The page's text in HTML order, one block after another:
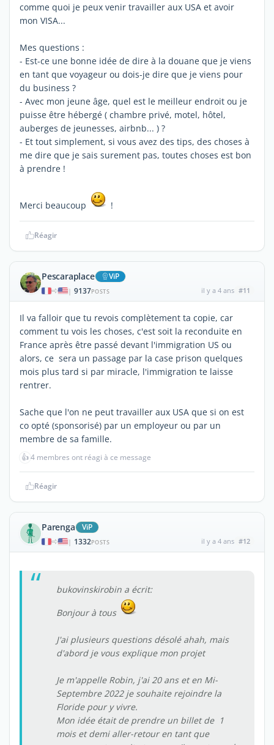
comme quoi je peux venir travailler aux USA et avoir
mon VISA...
Mes questions :
- Est-ce une bonne idée de dire à la douane que je viens
en tant que voyageur ou dois-je dire que je viens pour
du business ?
- Avec mon jeune âge, quel est le meilleur endroit ou je
puisse être hébergé ( chambre privé, motel, hôtel,
auberges de jeunesses, airbnb... ) ?
- Et tout simplement, si vous avez des tips, des choses à
me dire que je sais surement pas, toutes choses est bon
à prendre !
Merci beaucoup !
Réagir
Pescaraplace ViP
| 9137POSTS il y a 4 ans #11
Il va falloir que tu revois complètement ta copie, car
comment tu vois les choses, c'est soit la reconduite en
France après être passé devant l'immigration US ou
alors, ce sera un passage par la case prison quelques
mois plus tard si par miracle, l'immigration te laisse
rentrer.
Sache que l'on ne peut travailler aux USA que si on est
co opté (sponsorisé) par un employeur ou par un
membre de sa famille.
👍4 membres ont réagi à ce message
Réagir
Parenga ViP
| 1332POSTS il y a 4 ans #12
bukovinskirobin a écrit:
Bonjour à tous
J'ai plusieurs questions désolé ahah, mais
d'abord je vous explique mon projet
Je m'appelle Robin, j'ai 20 ans et en Mi-
Septembre 2022 je souhaite rejoindre la
Floride pour y vivre.
Mon idée était de prendre un billet de 1
mois et demi aller-retour en tant que